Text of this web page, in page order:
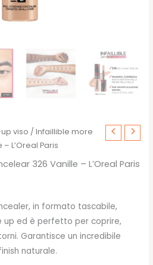
viso / Infaillible more
L’Oreal Paris
326 Vanille – L’Oreal Paris
in formato tascabile,
up ed è perfetto per coprire,
Garantisce un incredibile
naturale.